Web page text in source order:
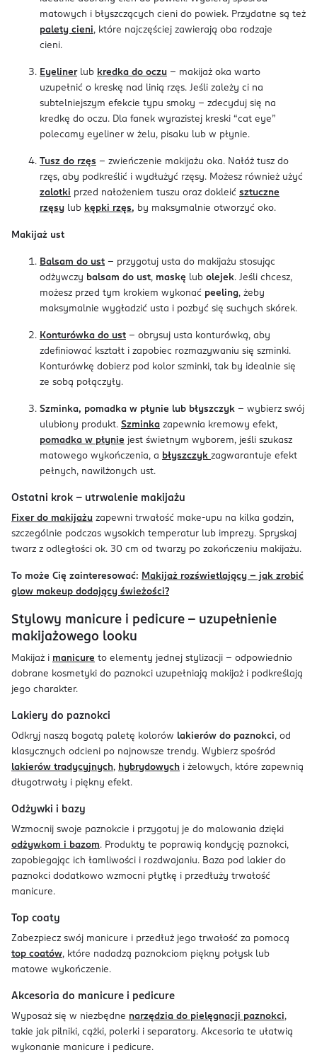
matowych i błyszczących cieni do powiek. Przydatne są też
palety cieni, które najczęściej zawierają oba rodzaje
cieni.
Eyeliner lub kredka do oczu - makijaż oka warto
uzupełnić o kreskę nad linią rzęs. Jeśli zależy ci na
subtelniejszym efekcie typu smoky - zdecyduj się na
kredkę do oczu. Dla fanek wyrazistej kreski “cat eye”
polecamy eyeliner w żelu, pisaku lub w płynie.
Tusz do rzęs - zwieńczenie makijażu oka. Nałóż tusz do
rzęs, aby podkreślić i wydłużyć rzęsy. Możesz również użyć
zalotki przed nałożeniem tuszu oraz dokleić sztuczne
rzęsy lub kępki rzęs, by maksymalnie otworzyć oko.
Makijaż ust
Balsam do ust - przygotuj usta do makijażu stosując
odżywczy balsam do ust, maskę lub olejek. Jeśli chcesz,
możesz przed tym krokiem wykonać peeling, żeby
maksymalnie wygładzić usta i pozbyć się suchych skórek.
Konturówka do ust - obrysuj usta konturówką, aby
zdefiniować kształt i zapobiec rozmazywaniu się szminki.
Konturówkę dobierz pod kolor szminki, tak by idealnie się
ze sobą połączyły.
Szminka, pomadka w płynie lub błyszczyk - wybierz swój
ulubiony produkt. Szminka zapewnia kremowy efekt,
pomadka w płynie jest świetnym wyborem, jeśli szukasz
matowego wykończenia, a błyszczyk zagwarantuje efekt
pełnych, nawilżonych ust.
Ostatni krok - utrwalenie makijażu
Fixer do makijażu zapewni trwałość make-upu na kilka godzin,
szczególnie podczas wysokich temperatur lub imprezy. Spryskaj
twarz z odległości ok. 30 cm od twarzy po zakończeniu makijażu.
To może Cię zainteresować: Makijaż rozświetlający - jak zrobić
glow makeup dodający świeżości?
Stylowy manicure i pedicure - uzupełnienie
makijażowego looku
Makijaż i manicure to elementy jednej stylizacji – odpowiednio
dobrane kosmetyki do paznokci uzupełniają makijaż i podkreślają
jego charakter.
Lakiery do paznokci
Odkryj naszą bogatą paletę kolorów lakierów do paznokci, od
klasycznych odcieni po najnowsze trendy. Wybierz spośród
lakierów tradycyjnych, hybrydowych i żelowych, które zapewnią
długotrwały i piękny efekt.
Odżywki i bazy
Wzmocnij swoje paznokcie i przygotuj je do malowania dzięki
odżywkom i bazom. Produkty te poprawią kondycję paznokci,
zapobiegając ich łamliwości i rozdwajaniu. Baza pod lakier do
paznokci dodatkowo wzmocni płytkę i przedłuży trwałość
manicure.
Top coaty
Zabezpiecz swój manicure i przedłuż jego trwałość za pomocą
top coatów, które nadadzą paznokciom piękny połysk lub
matowe wykończenie.
Akcesoria do manicure i pedicure
Wyposaż się w niezbędne narzędzia do pielęgnacji paznokci,
takie jak pilniki, cążki, polerki i separatory. Akcesoria te ułatwią
wykonanie manicure i pedicure.